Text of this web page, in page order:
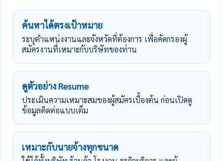
ค้นหาได้ตรงเป้าหมาย
ระบุตำแหน่งงานและจังหวัดที่ต้องการ เพื่อคัดกรองผู้
สมัครงานที่เหมาะกับบริษัทของท่าน
ดูตัวอย่าง Resume
ประเมินความเหมาะสมของผู้สมัครเบื้องต้น ก่อนเปิดดู
ข้อมูลติดต่อแบบเต็ม
เหมาะกับนายจ้างทุกขนาด